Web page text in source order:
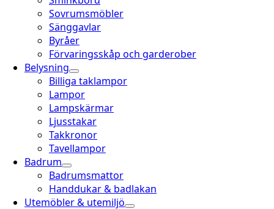
Sovrumsmöbler
Sänggavlar
Byråer
Förvaringsskåp och garderober
Belysning
Billiga taklampor
Lampor
Lampskärmar
Ljusstakar
Takkronor
Tavellampor
Badrum
Badrumsmattor
Handdukar & badlakan
Utemöbler & utemiljö